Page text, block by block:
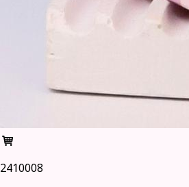
2410008